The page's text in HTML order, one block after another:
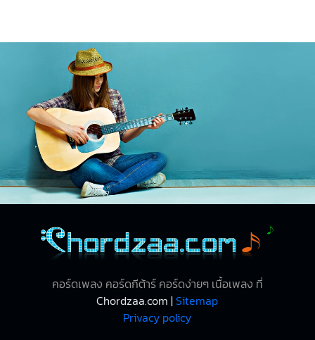
คอร์ดเพลง คอร์ดกีต้าร์ คอร์ดง่ายๆ เนื้อเพลง ที่
Chordzaa.com |Sitemap
Privacy policy